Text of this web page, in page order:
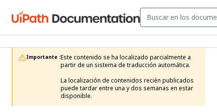
Importante :Este contenido se ha localizado parcialmente a
partir de un sistema de traducción automática.
La localización de contenidos recién publicados
puede tardar entre una y dos semanas en estar
disponible.